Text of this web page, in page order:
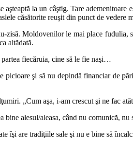
la un câştig. Tare
căsătorite reuşit din punct de vedere
zisă. Moldovenilor le mai place
altădată.
fiecăruia, cine să le fie naşi…
picioare şi să nu depindă financiar de
„Cum aşa, i-am crescut şi ne fac
alesul/aleasa, când nu comunică,
îşi are tradiţiile sale şi nu e bine să